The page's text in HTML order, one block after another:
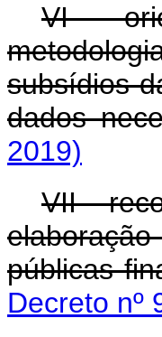
VI -
subsídios
dados
2019)
VII -
públicas
Decreto nº